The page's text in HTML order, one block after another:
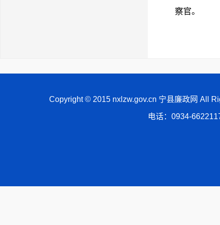
察官。
Copyright © 2015 nxlzw.gov.cn 宁县廉政网 All
电话：0934-